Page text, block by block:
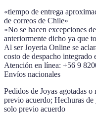
«tiempo de entrega
de correos de Chile»
«No se hacen excepciones
anteriormente dicho ya que
Al ser Joyeria Online se
costo de despacho integrado
Atención en línea: +56 9
Envíos nacionales
Pedidos de Joyas agotadas
previo acuerdo; Hechuras de
solo previo acuerdo